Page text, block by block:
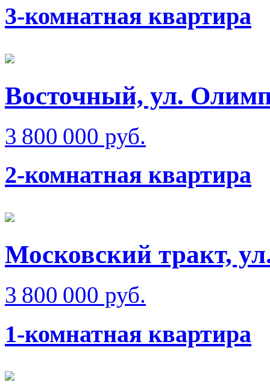
3-комнатная квартира
Восточный, ул.
3 800 000 руб.
2-комнатная квартира
Московский тракт,
3 800 000 руб.
1-комнатная квартира